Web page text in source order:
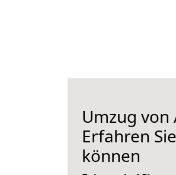
Umzug von
Erfahren
können